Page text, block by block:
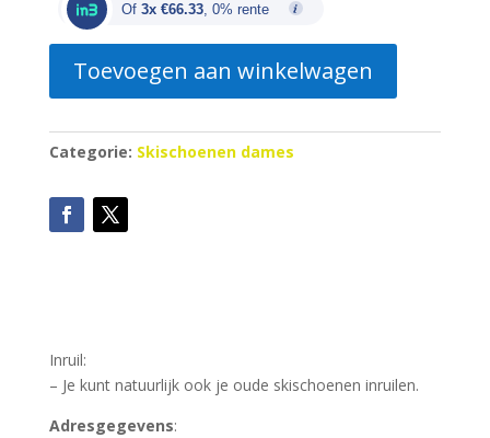
Of 3x €66.33, 0% rente
Toevoegen aan winkelwagen
Categorie: Skischoenen dames
Inruil:
– Je kunt natuurlijk ook je oude skischoenen inruilen.
Adresgegevens: